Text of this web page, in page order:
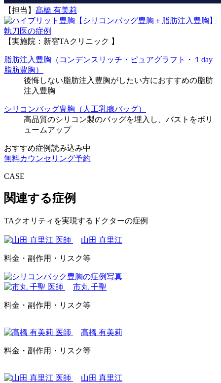
【担当】 髙橋 有美莉
執刀医の症例
【実施院：新宿TAクリニック 】
脂肪注入豊胸（コンデンスリッチ・ピュアグラフト・１day
脂肪豊胸）
後悔しない脂肪注入豊胸がしたい方におすすめの脂肪
注入豊胸
シリコンバッグ豊胸（人工乳腺バッグ）
高品質のシリコン製のバッグを埋入し、バストをボリ
ュームアップ
おすすめ症例読み込み中
無料カウンセリング予約
CASE
関連する症例
TAクオリティを実現するドクターの症例
山田 真里江
料金・副作用・リスク等
市丸 千聖
料金・副作用・リスク等
髙橋 有美莉
料金・副作用・リスク等
山田 真里江